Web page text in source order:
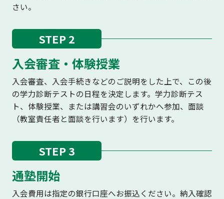
さい。
STEP 2
入会審査・体験授業
入会審査、入会手続きなどのご説明をした上で、この後
の学力診断テストの日程を決定します。学力診断テス
ト、体験授業、または講習会のいずれかへ参加、面談
（教室責任者と面談を行います）を行います。
STEP 3
通塾開始
入会費用は指定の銀行口座へお振込ください。納入確認